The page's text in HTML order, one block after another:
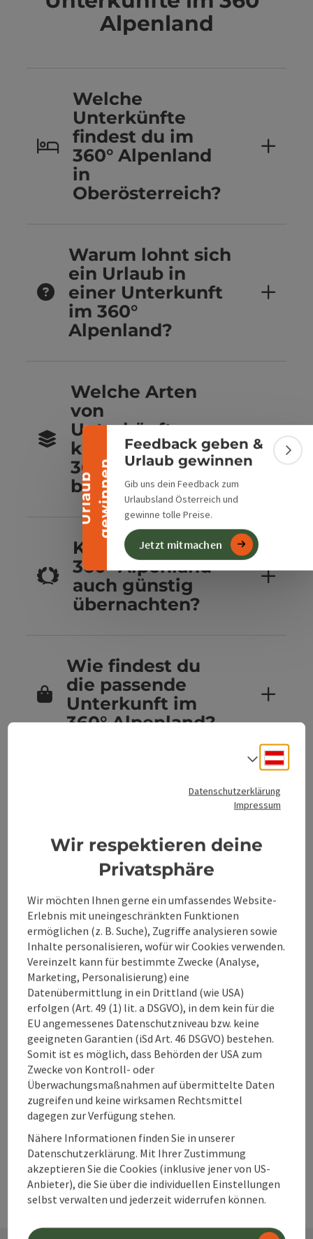
U
r
l
a
u
b
g
e
w
i
n
n
en
Banner einklappen
Feedback geben &
Urlaub gewinnen
Gib uns dein Feedback zum
Urlaubsland Österreich und
gewinne tolle Preise.
Jetzt mitmachen
Alpenland
Welche
Unterkünfte
findest du im
360° Alpenland
in
Oberösterreich?
Warum lohnt sich
ein Urlaub in
einer Unterkunft
im 360°
Alpenland?
Welche Arten
von
Unterkünften
kannst du im
360° Alpenland
buchen?
Kannst du im
360° Alpenland
auch günstig
übernachten?
Wie findest du
die passende
Unterkunft im
360° Alpenland?
Sind Hunde in
360° Alpenland
erlaubt?
Kannst du
Unterkünfte im
360° Alpenland
direkt buchen?
Warum solltest
du deine
Unterkunft im
360° Alpenland
frühzeitig
buchen?
Datenschutzerklärung
Impressum
Wir respektieren deine
Privatsphäre
Wir möchten Ihnen gerne ein umfassendes Website-
Erlebnis mit uneingeschränkten Funktionen
ermöglichen (z. B. Suche), Zugriffe analysieren sowie
Inhalte personalisieren, wofür wir Cookies verwenden.
Vereinzelt kann für bestimmte Zwecke (Analyse,
Marketing, Personalisierung) eine
Datenübermittlung in ein Drittland (wie USA)
erfolgen (Art. 49 (1) lit. a DSGVO), in dem kein für die
EU angemessenes Datenschutzniveau bzw. keine
geeigneten Garantien (iSd Art. 46 DSGVO) bestehen.
Somit ist es möglich, dass Behörden der USA zum
Zwecke von Kontroll- oder
Überwachungsmaßnahmen auf übermittelte Daten
zugreifen und keine wirksamen Rechtsmittel
dagegen zur Verfügung stehen.
Nähere Informationen finden Sie in unserer
Datenschutzerklärung. Mit Ihrer Zustimmung
akzeptieren Sie die Cookies (inklusive jener von US-
Anbieter), die Sie über die individuellen Einstellungen
selbst verwalten und jederzeit widerrufen können.